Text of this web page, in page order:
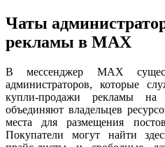
Чаты
рекламы в MAX
В мессенджер MAX
администраторов, которые
купли-продажи рекламы на
объединяют владельцев
места для размещения
Покупатели могут найти